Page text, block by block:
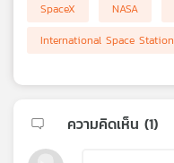
SpaceX
NASA
International Space Station
ความคิดเห็น (1)